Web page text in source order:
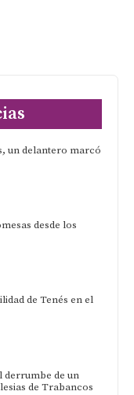
un delantero marcó
desde los
de Tenés en el
derrumbe de un
de Trabancos